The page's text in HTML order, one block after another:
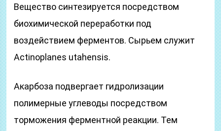
Вещество синтезируется посредством
биохимической переработки под
воздействием ферментов. Сырьем служит
Actinoplanes utahensis.
Акарбоза подвергает гидролизации
полимерные углеводы посредством
торможения ферментной реакции. Тем